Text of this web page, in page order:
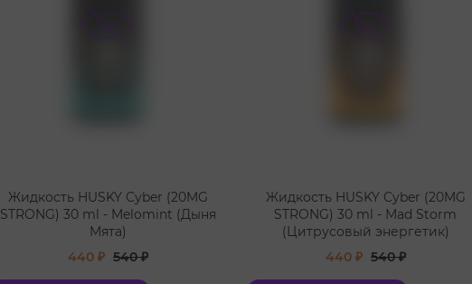
Жидкость HUSKY Cyber (20MG
STRONG) 30 ml - Melomint (Дыня
Мята)
440 ₽ 540 ₽
Жидкость HUSKY Cyber (20MG
STRONG) 30 ml - Mad Storm
(Цитрусовый энергетик)
440 ₽ 540 ₽